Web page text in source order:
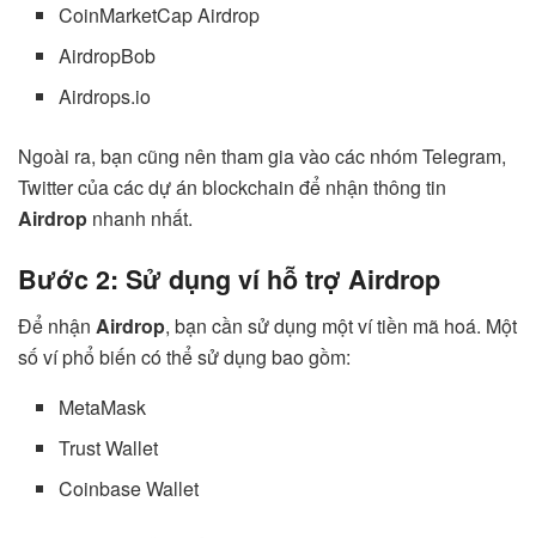
CoinMarketCap Airdrop
AirdropBob
Airdrops.io
Ngoài ra, bạn cũng nên tham gia vào các nhóm Telegram,
Twitter của các dự án blockchain để nhận thông tin
Airdrop nhanh nhất.
Bước 2: Sử dụng ví hỗ trợ Airdrop
Để nhận Airdrop, bạn cần sử dụng một ví tiền mã hoá. Một
số ví phổ biến có thể sử dụng bao gồm:
MetaMask
Trust Wallet
Coinbase Wallet